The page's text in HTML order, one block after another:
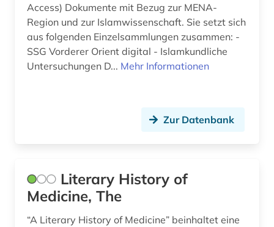
Access) Dokumente mit Bezug zur MENA-
Region und zur Islamwissenschaft. Sie setzt sich
aus folgenden Einzelsammlungen zusammen: -
SSG Vorderer Orient digital - Islamkundliche
Untersuchungen D... Mehr Informationen
Zur Datenbank
Literary History of
Medicine, The
“A Literary History of Medicine” beinhaltet eine